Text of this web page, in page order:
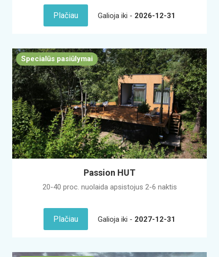
Plačiau Galioja iki - 2026-12-31
Specialūs pasiūlymai
Passion HUT
20-40 proc. nuolaida apsistojus 2-6 naktis
Plačiau Galioja iki - 2027-12-31